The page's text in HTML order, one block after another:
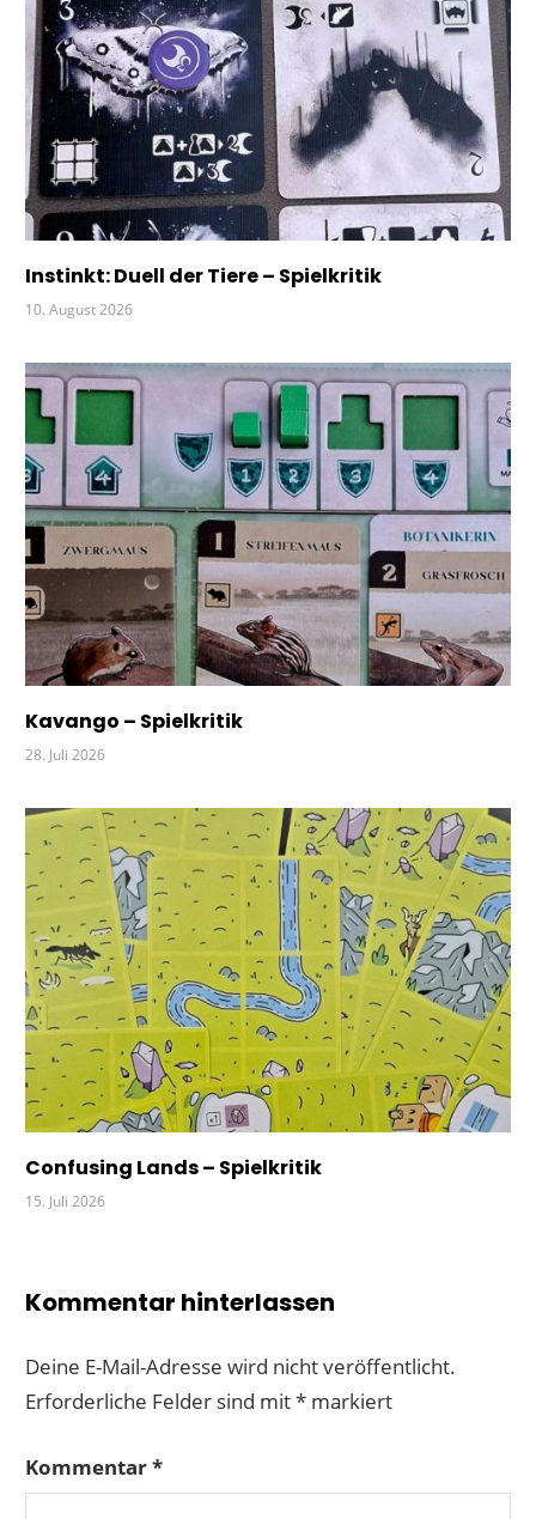
Instinkt: Duell der Tiere – Spielkritik
10. August 2026
Kavango – Spielkritik
28. Juli 2026
Confusing Lands – Spielkritik
15. Juli 2026
Kommentar hinterlassen
Deine E-Mail-Adresse wird nicht veröffentlicht.
Erforderliche Felder sind mit* markiert
Kommentar*